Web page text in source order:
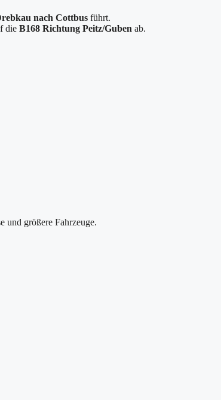
nach Cottbus führt.
die B168 Richtung Peitz/Guben ab.
und größere Fahrzeuge.